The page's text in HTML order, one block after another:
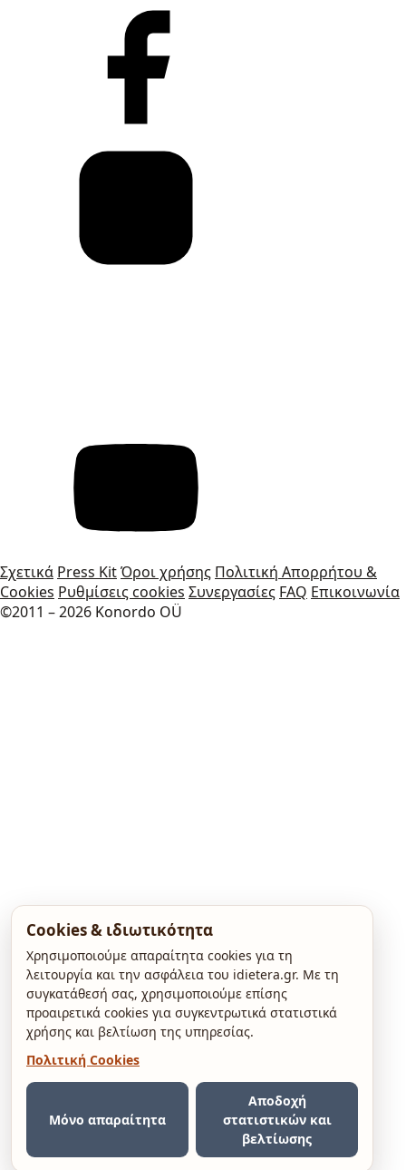
Σχετικά Press KitΌροι χρήσης Πολιτική Απορρήτου &
Cookies Ρυθμίσεις cookies Συνεργασίες FAQ Επικοινωνία
©2011 – 2026 Konordo OÜ
Cookies & ιδιωτικότητα
Χρησιμοποιούμε απαραίτητα cookies για τη
λειτουργία και την ασφάλεια του idietera.gr. Με τη
συγκατάθεσή σας, χρησιμοποιούμε επίσης
προαιρετικά cookies για συγκεντρωτικά στατιστικά
χρήσης και βελτίωση της υπηρεσίας.
Πολιτική Cookies
Μόνο απαραίτητα
Αποδοχή
στατιστικών και
βελτίωσης